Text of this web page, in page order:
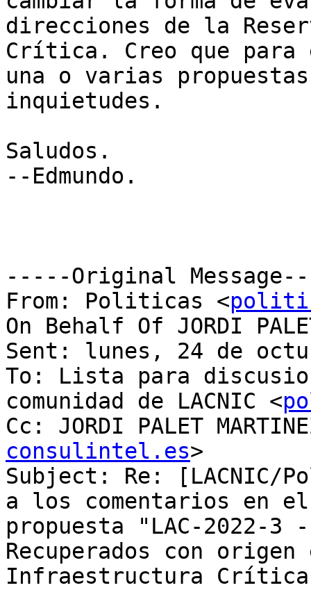
direcciones de la
Crítica. Creo que para
una o varias
inquietudes.
Saludos.
--Edmundo.
-----Original
From: Politicas <
On Behalf Of JORDI
Sent: lunes, 24 de
To: Lista para
comunidad de LACNIC <
Cc: JORDI PALET
consulintel.es>
Subject: Re: [LACNIC/
a los comentarios en
propuesta "LAC-2022-3
Recuperados con
Infraestructura